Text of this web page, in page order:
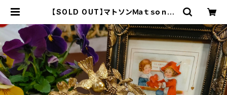
【SOLD OUT】マトソンＭａｔｓｏｎゴ
| Gallery Miko-Nonno：スージー
クーパー・サルグミンヌなど、アンティ
ーク・ライフを提案！